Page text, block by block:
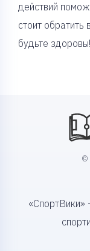
действий
стоит обратить
будьте здоровы!
©
«СпортВики»